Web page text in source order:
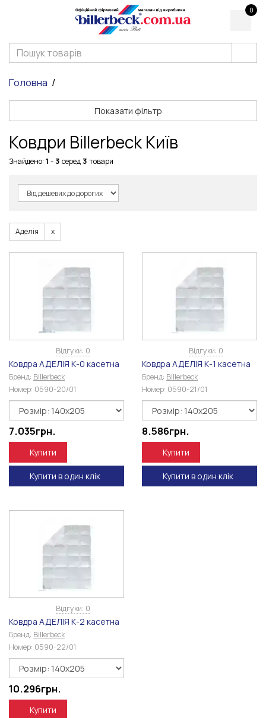
0
Головна
Показати фільтр
Ковдри Billerbeck Київ
Знайдено: 1 - 3 серед 3 товари
Аделія
Відгуки: 0
Ковдра АДЕЛІЯ К-0 касетна
Бренд: Billerbeck
Номер: 0590-20/01
7.035грн.
Купити
Купити в один клік
Відгуки: 0
Ковдра АДЕЛІЯ К-1 касетна
Бренд: Billerbeck
Номер: 0590-21/01
8.586грн.
Купити
Купити в один клік
Відгуки: 0
Ковдра АДЕЛІЯ К-2 касетна
Бренд: Billerbeck
Номер: 0590-22/01
10.296грн.
Купити